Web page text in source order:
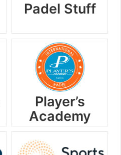
Padel Stuff
Player’s
Academy